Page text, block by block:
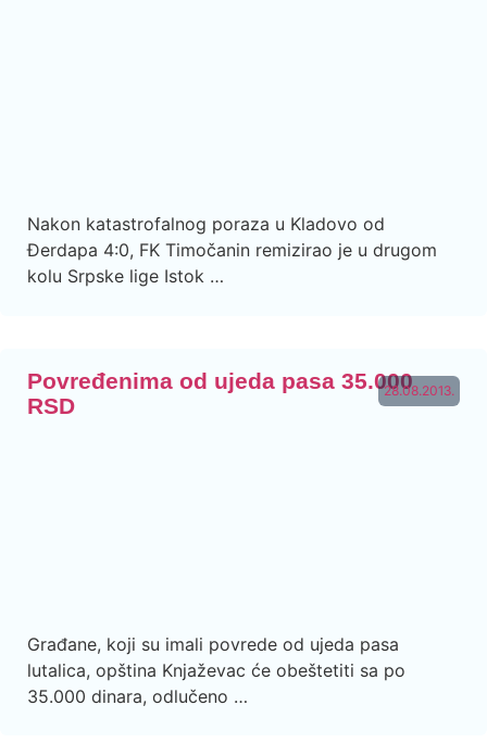
Nakon katastrofalnog poraza u Kladovo od
Đerdapa 4:0, FK Timočanin remizirao je u drugom
kolu Srpske lige Istok …
28.08.2013.
Povređenima od ujeda pasa 35.000
RSD
Građane, koji su imali povrede od ujeda pasa
lutalica, opština Knjaževac će obeštetiti sa po
35.000 dinara, odlučeno …